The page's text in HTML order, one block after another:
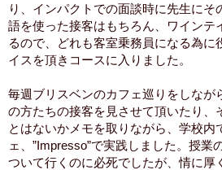
り、インパクトでの面談時に先生にそ
語を使った接客はもちろん、ワインテ
るので、どれも客室乗務員になる為に
イスを頂きコースに入りました。
毎週ブリスベンのカフェ巡りをしなが
の方たちの接客を見させて頂いたり、
とはないかメモを取りながら、学校内
ェ、”Impresso”で実践しました。授業
ついて行くのに必死でしたが、情に厚